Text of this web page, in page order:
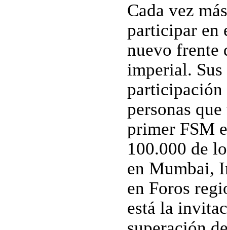
Cada vez
participar en
nuevo frente
imperial.
participación
personas
primer FSM
100.000 de
en Mumbai,
en Foros
está la